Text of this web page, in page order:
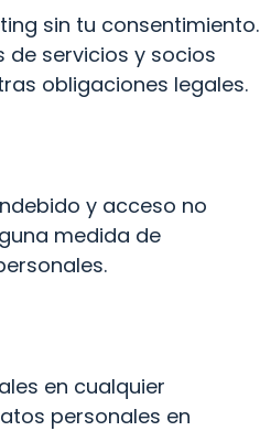
sin tu consentimiento.
servicios y socios
obligaciones legales.
y acceso no
medida de
en cualquier
personales en